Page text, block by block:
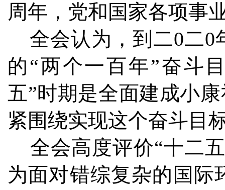
周年，党和国家各项事
全会认为，到二0二0
的“两个一百年”奋斗
五”时期是全面建成小
紧围绕实现这个奋斗目
全会高度评价“十二
为面对错综复杂的国际